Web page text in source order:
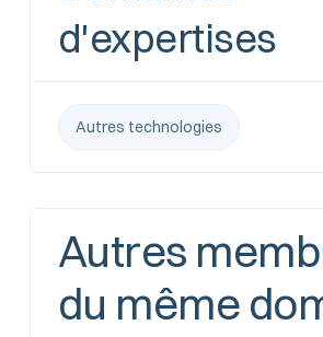
d'expertises
Autres technologies
Autres
du même